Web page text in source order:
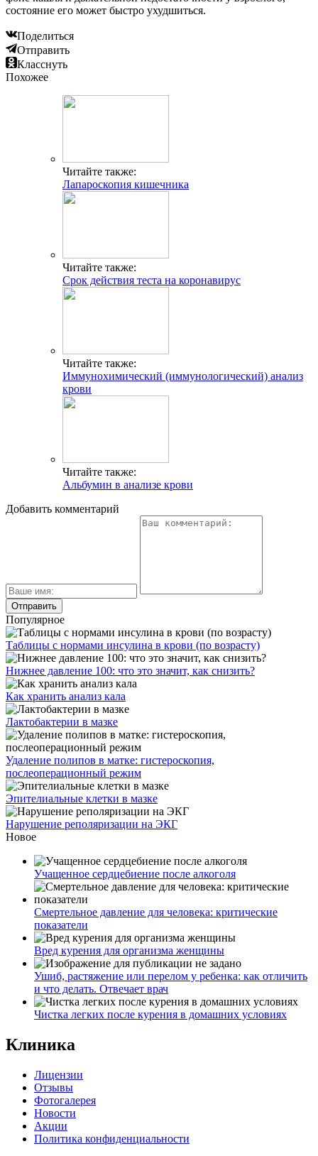
состояние его может быстро ухудшиться.
Поделиться
Отправить
Класснуть
Похожее
Читайте также:
Лапароскопия кишечника
Читайте также:
Срок действия теста на коронавирус
Читайте также:
Иммунохимический (иммунологический) анализ
крови
Читайте также:
Альбумин в анализе крови
Добавить комментарий
Популярное
Таблицы с нормами инсулина в крови (по возрасту)
Нижнее давление 100: что это значит, как снизить?
Как хранить анализ кала
Лактобактерии в мазке
Удаление полипов в матке: гистероскопия,
послеоперационный режим
Эпителиальные клетки в мазке
Нарушение реполяризации на ЭКГ
Новое
Учащенное сердцебиение после алкоголя
Смертельное давление для человека: критические
показатели
Вред курения для организма женщины
Ушиб, растяжение или перелом у ребенка: как отличить
и что делать. Отвечает врач
Чистка легких после курения в домашних условиях
Клиника
Лицензии
Отзывы
Фотогалерея
Новости
Акции
Политика конфиденциальности